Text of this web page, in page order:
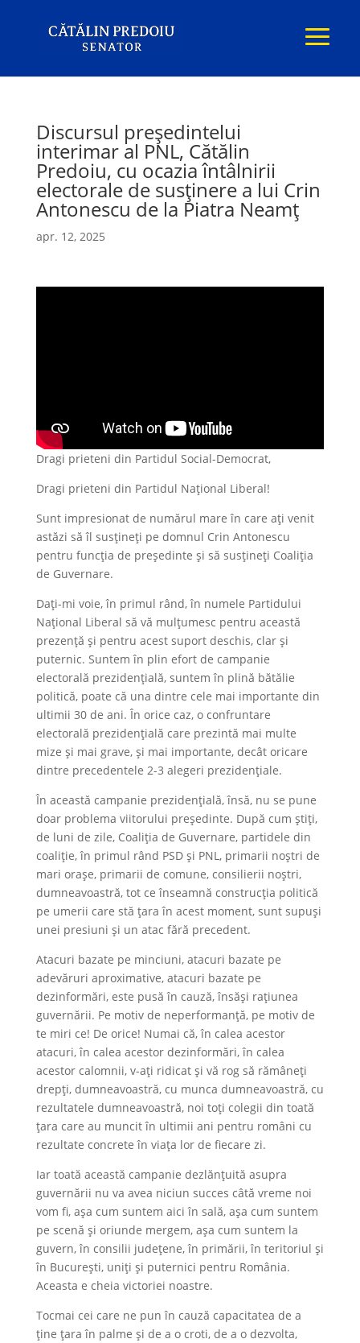
Discursul președintelui
interimar al PNL, Cătălin
Predoiu, cu ocazia întâlnirii
electorale de susținere a lui Crin
Antonescu de la Piatra Neamț
apr. 12, 2025
Dragi prieteni din Partidul Social-Democrat,
Dragi prieteni din Partidul Național Liberal!
Sunt impresionat de numărul mare în care ați venit
astăzi să îl susțineți pe domnul Crin Antonescu
pentru funcția de președinte și să susțineți Coaliția
de Guvernare.
Dați-mi voie, în primul rând, în numele Partidului
Național Liberal să vă mulțumesc pentru această
prezență și pentru acest suport deschis, clar și
puternic. Suntem în plin efort de campanie
electorală prezidențială, suntem în plină bătălie
politică, poate că una dintre cele mai importante din
ultimii 30 de ani. În orice caz, o confruntare
electorală prezidențială care prezintă mai multe
mize și mai grave, și mai importante, decât oricare
dintre precedentele 2-3 alegeri prezidențiale.
În această campanie prezidențială, însă, nu se pune
doar problema viitorului președinte. După cum știți,
de luni de zile, Coaliția de Guvernare, partidele din
coaliție, în primul rând PSD și PNL, primarii noștri de
mari orașe, primarii de comune, consilierii noștri,
dumneavoastră, tot ce înseamnă construcția politică
pe umerii care stă țara în acest moment, sunt supuși
unei presiuni și un atac fără precedent.
Atacuri bazate pe minciuni, atacuri bazate pe
adevăruri aproximative, atacuri bazate pe
dezinformări, este pusă în cauză, însăși rațiunea
guvernării. Pe motiv de neperformanță, pe motiv de
te miri ce! De orice! Numai că, în calea acestor
atacuri, în calea acestor dezinformări, în calea
acestor calomnii, v-ați ridicat și vă rog să rămâneți
drepți, dumneavoastră, cu munca dumneavoastră, cu
rezultatele dumneavoastră, noi toți colegii din toată
țara care au muncit în ultimii ani pentru români cu
rezultate concrete în viața lor de fiecare zi.
Iar toată această campanie dezlănțuită asupra
guvernării nu va avea niciun succes câtă vreme noi
vom fi, așa cum suntem aici în sală, așa cum suntem
pe scenă și oriunde mergem, așa cum suntem la
guvern, în consilii județene, în primării, în teritoriul și
în București, uniți și puternici pentru România.
Aceasta e cheia victoriei noastre.
Tocmai cei care ne pun în cauză capacitatea de a
ține țara în palme și de a o croti, de a o dezvolta,